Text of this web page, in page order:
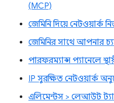
(MCP)
জেমিনি দিয়ে নেটওয়ার্ক
জেমিনির সাথে আপনার
পারফরম্যান্স প্যানেলে
IP সুরক্ষিত নেটওয়ার্ক
এলিমেন্টস > লেআউট